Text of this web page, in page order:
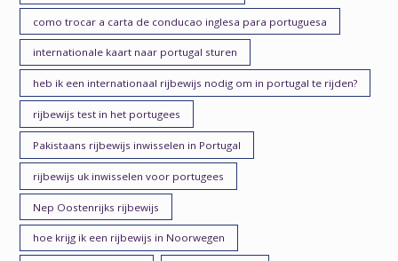
como trocar a carta de conducao inglesa para portuguesa
internationale kaart naar portugal sturen
heb ik een internationaal rijbewijs nodig om in portugal te rijden?
rijbewijs test in het portugees
Pakistaans rijbewijs inwisselen in Portugal
rijbewijs uk inwisselen voor portugees
Nep Oostenrijks rijbewijs
hoe krijg ik een rijbewijs in Noorwegen